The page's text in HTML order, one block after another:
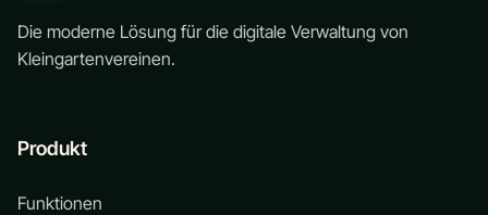
Die moderne Lösung für die digitale Verwaltung von
Kleingartenvereinen.
Produkt
Funktionen